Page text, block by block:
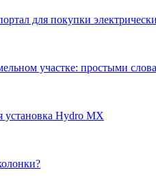
для покупки
участке: простыми
установка Hydro MX